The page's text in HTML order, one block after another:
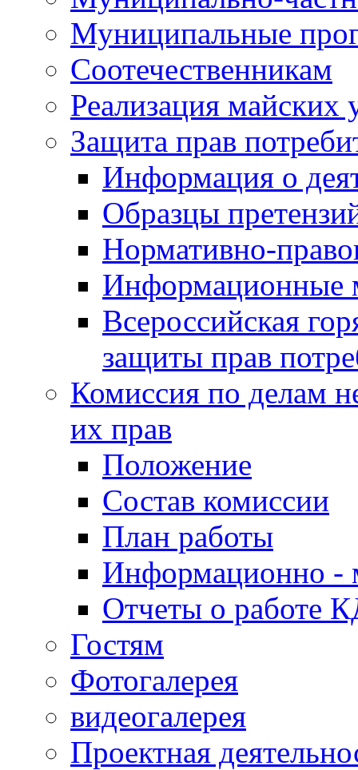
Муниципальные
Соотечественникам
Реализация майских
Защита прав
Информация о
Образцы
Нормативно-
Информационные
Всероссийская
защиты прав
Комиссия по делам
их прав
Положение
Состав комиссии
План работы
Информационно -
Отчеты о работе
Гостям
Фотогалерея
видеогалерея
Проектная